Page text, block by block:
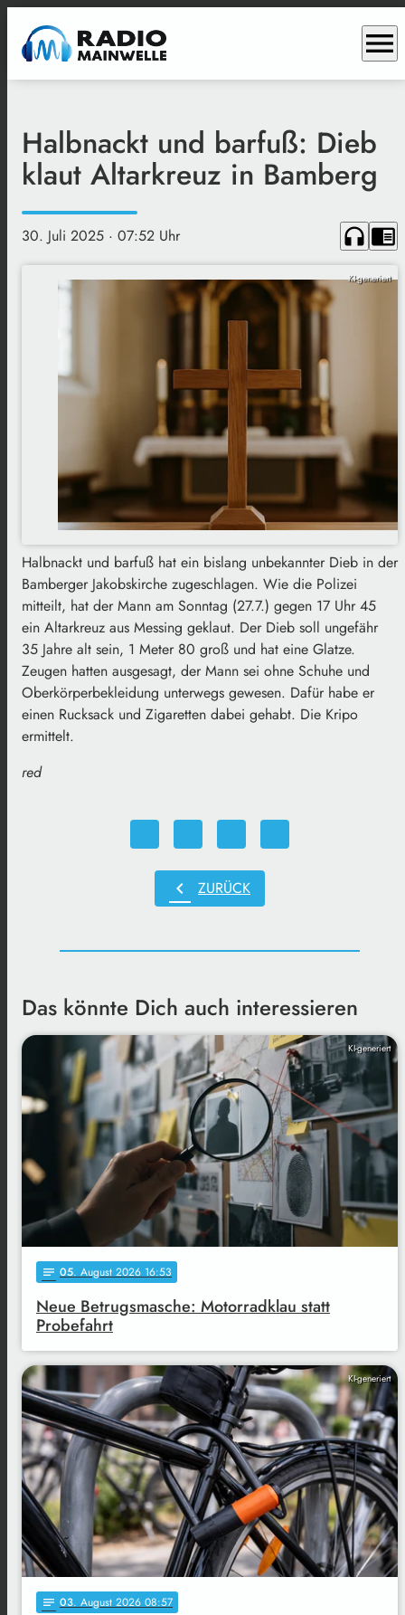
menu
Halbnackt und barfuß: Dieb
klaut Altarkreuz in Bamberg
30. Juli 2025 · 07:52 Uhr headphones chrome_reader_mode
KI-generiert
Halbnackt und barfuß hat ein bislang unbekannter Dieb in der
Bamberger Jakobskirche zugeschlagen. Wie die Polizei
mitteilt, hat der Mann am Sonntag (27.7.) gegen 17 Uhr 45
ein Altarkreuz aus Messing geklaut. Der Dieb soll ungefähr
35 Jahre alt sein, 1 Meter 80 groß und hat eine Glatze.
Zeugen hatten ausgesagt, der Mann sei ohne Schuhe und
Oberkörperbekleidung unterwegs gewesen. Dafür habe er
einen Rucksack und Zigaretten dabei gehabt. Die Kripo
ermittelt.
red
chevron_left ZURÜCK
Das könnte Dich auch interessieren
KI-generiert
notes 05. August 2026 16:53
Neue Betrugsmasche: Motorradklau statt
Probefahrt
KI-generiert
notes 03. August 2026 08:57